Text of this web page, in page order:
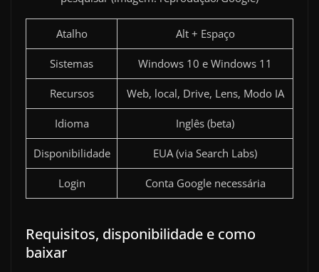
Atalho Alt + Espaço
Sistemas Windows 10 e Windows 11
Recursos Web, local, Drive, Lens, Modo IA
Idioma Inglês (beta)
Disponibilidade EUA (via Search Labs)
Login Conta Google necessária
Requisitos, disponibilidade e como
baixar